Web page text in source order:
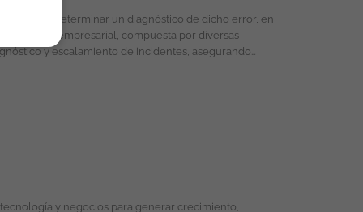
de banca empresarial, compuesta por diversas
y escalamiento de incidentes, asegurando